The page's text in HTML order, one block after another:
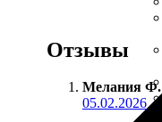
Отзывы
Мелания Ф.
05.02.2026